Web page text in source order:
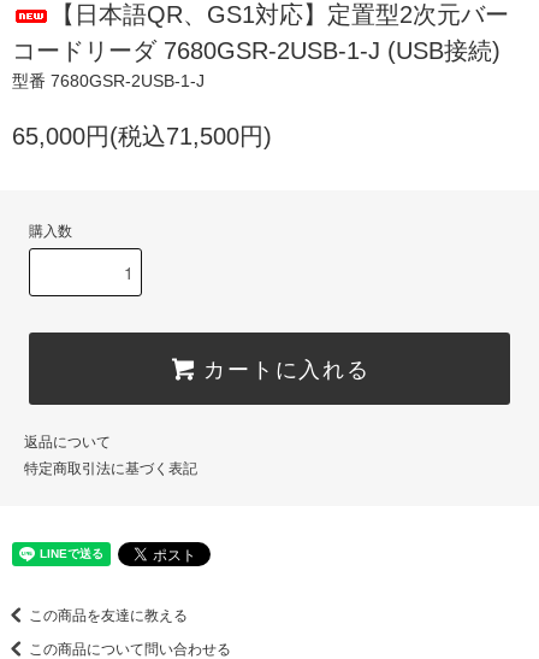
【日本語QR、GS1対応】定置型2次元バー
コードリーダ 7680GSR-2USB-1-J (USB接続)
型番 7680GSR-2USB-1-J
65,000円(税込71,500円)
購入数
カートに入れる
返品について
特定商取引法に基づく表記
この商品を友達に教える
この商品について問い合わせる